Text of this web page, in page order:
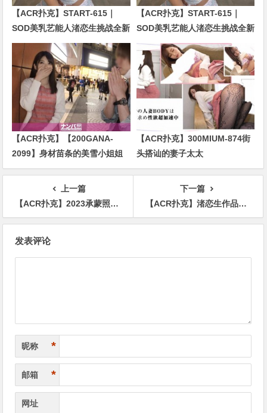
【ACR扑克】START-615｜
SOD美乳艺能人渚恋生挑战全新
企划！剧情全面升级引发关注
【ACR扑克】START-615｜
SOD美乳艺能人渚恋生挑战全新
企划！剧情全面升级引发关注
【ACR扑克】【200GANA-
2099】身材苗条的美雪小姐姐
【ACR扑克】300MIUM-874街
头搭讪的妻子太太
上一篇
【ACR扑克】2023承蒙照顾！ 2024的Julia怎么打算？
下一篇
【ACR扑克】渚恋生作品STARS-989发布！生涯第一支剧情片！艺能人的她解锁吉村卓大叔！
发表评论
昵称 *
邮箱 *
网址